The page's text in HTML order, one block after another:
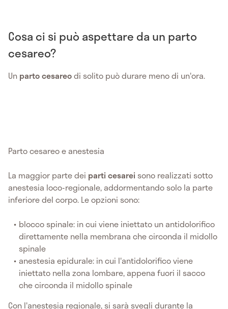
Cosa ci si può aspettare da un parto
cesareo?
Un parto cesareodi solito può durare meno di un'ora.
Parto cesareo e anestesia
La maggior parte dei parti cesarei sono realizzati sotto
anestesia loco-regionale, addormentando solo la parte
inferiore del corpo. Le opzioni sono:
blocco spinale: in cui viene iniettato un antidolorifico
direttamente nella membrana che circonda il midollo
spinale
anestesia epidurale: in cui l'antidolorifico viene
iniettato nella zona lombare, appena fuori il sacco
che circonda il midollo spinale
Con l'anestesia regionale, si sarà svegli durante la